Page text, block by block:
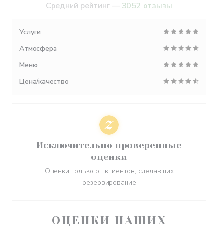
ОЦЕНКИ НАШИХ
Средний рейтинг — 3052 отзывы
Услуги
Атмосфера
Меню
Цена/качество
Исключительно проверенные
оценки
Оценки только от клиентов, сделавших
резервирование